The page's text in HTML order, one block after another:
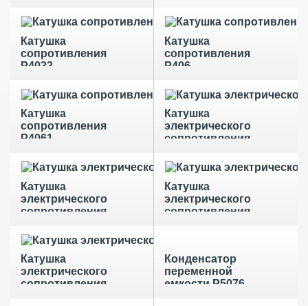
Катушка
сопротивления
Р4033
Катушка
сопротивления
Р406
Катушка
сопротивления
Р4061
Катушка
электрического
сопротивления
Катушка
электрического
сопротивления
Катушка
электрического
сопротивления
Катушка
электрического
сопротивления
Конденсатор
переменной
емкости Р5076